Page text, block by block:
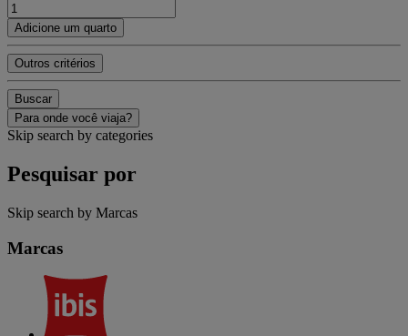
Adicione um quarto
Outros critérios
Buscar
Para onde você viaja?
Skip search by categories
Pesquisar por
Skip search by Marcas
Marcas